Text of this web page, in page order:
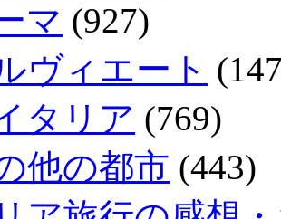
マ (927)
ヴィエート
タリア (769)
他の都市 (443)